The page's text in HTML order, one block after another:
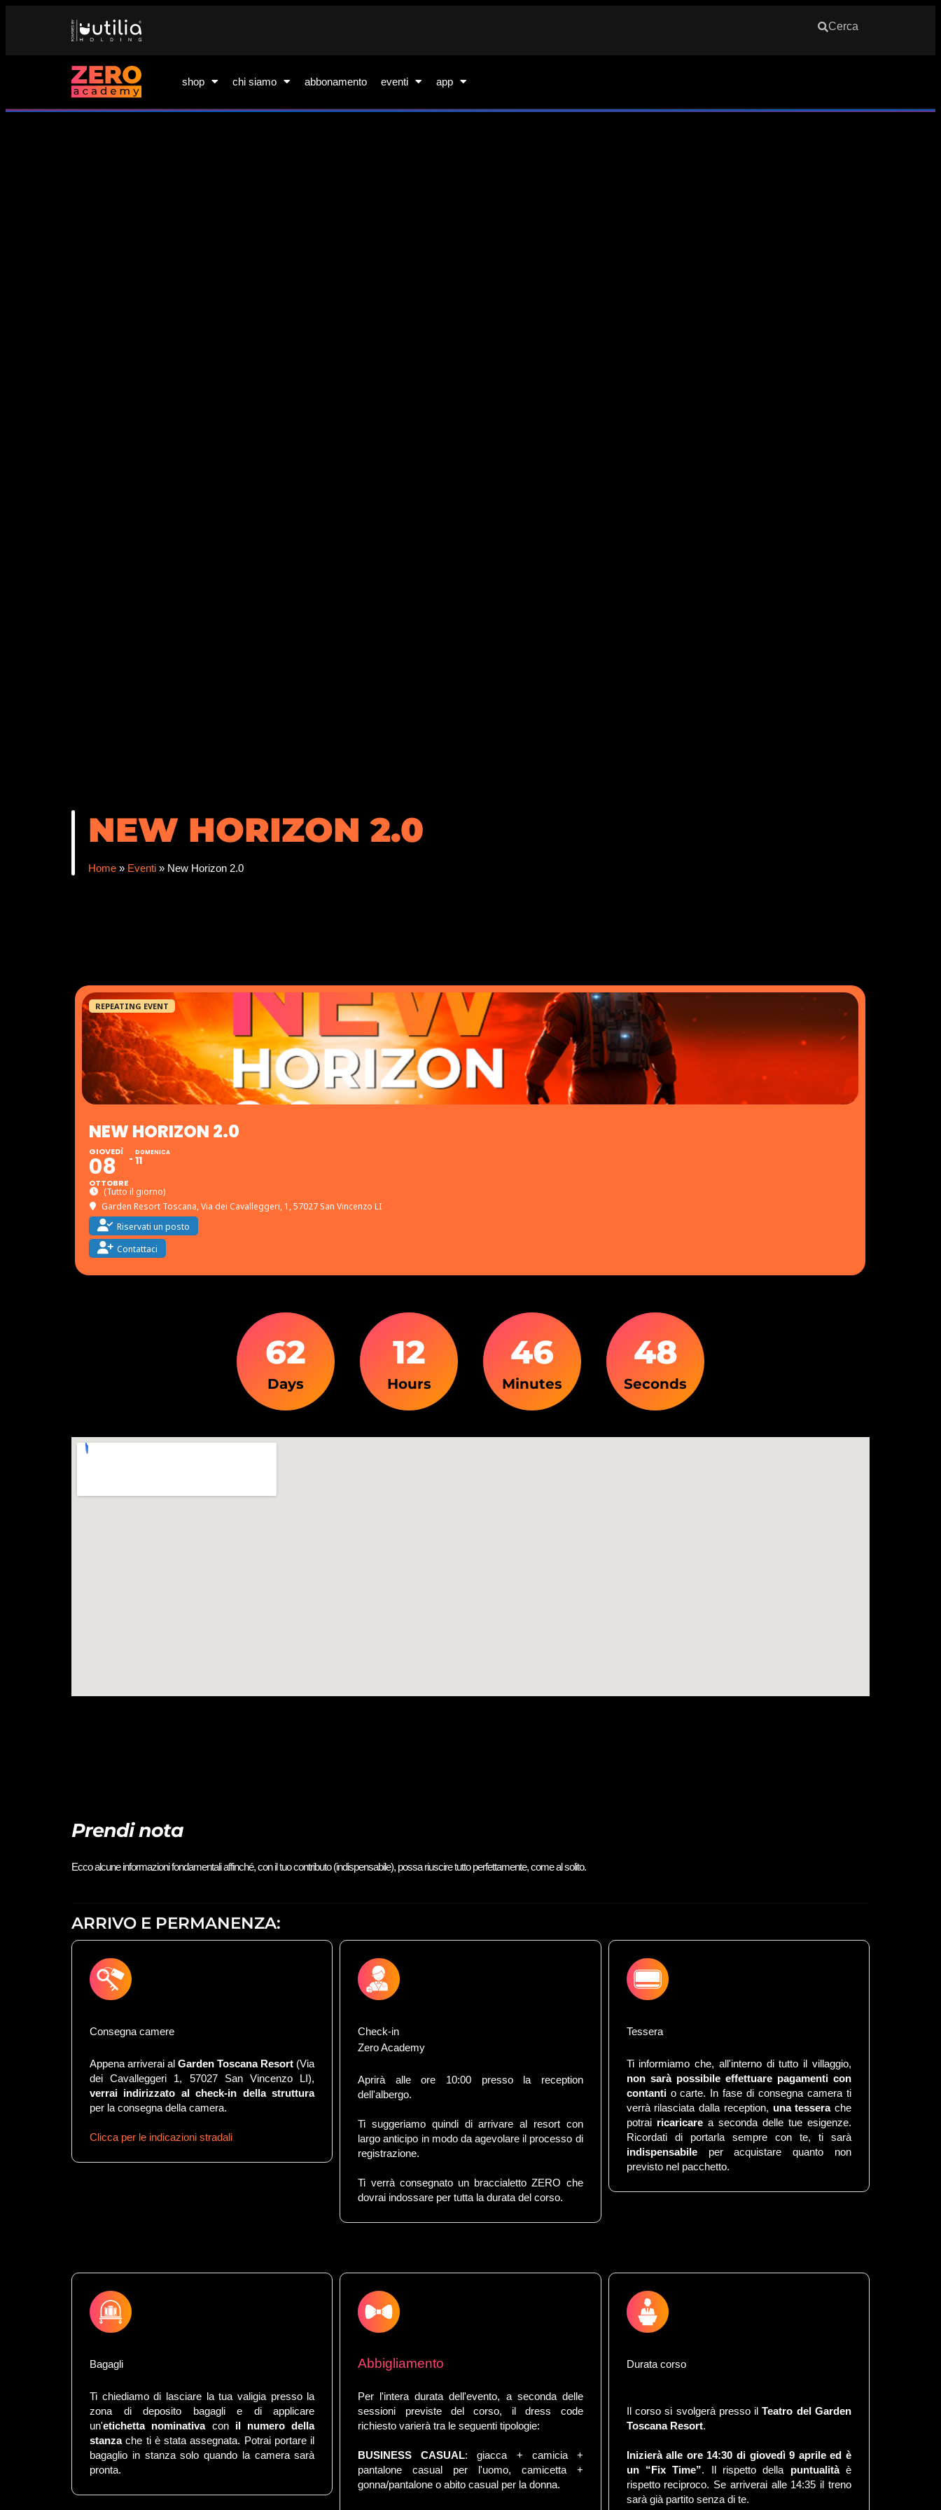
Cerca
shop chi siamo abbonamento eventi app
NEW HORIZON 2.0
Home » Eventi » New Horizon 2.0
NEW HORIZON 2.0
GIOVEDÌ
08
OTTOBRE
DOMENICA
11
(Tutto il giorno)
Garden Resort Toscana, Via dei Cavalleggeri, 1, 57027 San Vincenzo LI
REPEATING EVENT
Riservati un posto
Contattaci
62
Days
12
Hours
46
Minutes
47
Seconds
Prendi nota
Ecco alcune informazioni fondamentali affinché, con il tuo contributo (indispensabile), possa riuscire tutto perfettamente, come al solito.
ARRIVO E PERMANENZA:
Consegna camere
Appena arriverai alGarden Toscana Resort (Via
dei Cavalleggeri 1, 57027 San Vincenzo LI),
verrai indirizzato al check-in della struttura
per la consegna della camera.
Clicca per le indicazioni stradali
Check-in
Zero Academy
Aprirà alle ore 10:00 presso la reception
dell'albergo.
Ti suggeriamo quindi di arrivare al resort con
largo anticipo in modo da agevolare il processo di
registrazione.
Ti verrà consegnato un braccialetto ZERO che
dovrai indossare per tutta la durata del corso.
Tessera
Ti informiamo che, all'interno di tutto il villaggio,
non sarà possibile effettuare pagamenti con
contantio carte. In fase di consegna camera ti
verrà rilasciata dalla reception, una tesserache
potrai ricaricare a seconda delle tue esigenze.
Ricordati di portarla sempre con te, ti sarà
indispensabile per acquistare quanto non
previsto nel pacchetto.
Bagagli
Ti chiediamo di lasciare la tua valigia presso la
zona di deposito bagagli e di applicare
un'etichetta nominativacon il numero della
stanzache ti è stata assegnata. Potrai portare il
bagaglio in stanza solo quando la camera sarà
pronta.
Abbigliamento
Per l'intera durata dell'evento, a seconda delle
sessioni previste del corso, il dress code
richiesto varierà tra le seguenti tipologie:
BUSINESS CASUAL: giacca + camicia +
pantalone casual per l'uomo, camicetta +
gonna/pantalone o abito casual per la donna.
Durata corso
Il corso si svolgerà presso ilTeatro del Garden
Toscana Resort.
Inizierà alle ore 14:30 di giovedì 9 aprile ed è
un “Fix Time”. Il rispetto della puntualitàè
rispetto reciproco. Se arriverai alle 14:35 il treno
sarà già partito senza di te.